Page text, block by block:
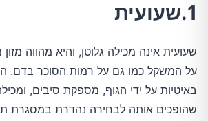
1.שעועית
שעועית אינה מכילה גלוטן, והיא מהווה
על המשקל כמו גם על רמות הסוכר בדם.
באיטיות על ידי הגוף, מספקת סיבים,
שהופכים אותה לבחירה נהדרת במסגרת